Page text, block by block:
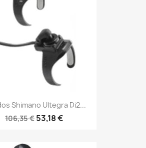
Shimano Ultegra Di2...
106,35 € 53,18 €